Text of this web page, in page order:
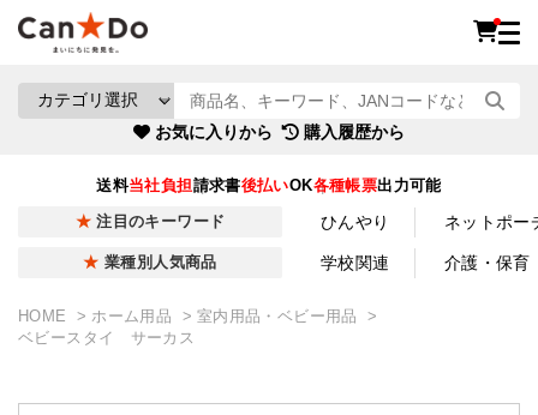
お気に入りから 購入履歴から
送料当社負担請求書後払いOK各種帳票出力可能
注目のキーワード ひんやり ネットポー
業種別人気商品 学校関連 介護・保育
HOME ホーム用品
室内用品・ベビー用品
ベビースタイ サーカス